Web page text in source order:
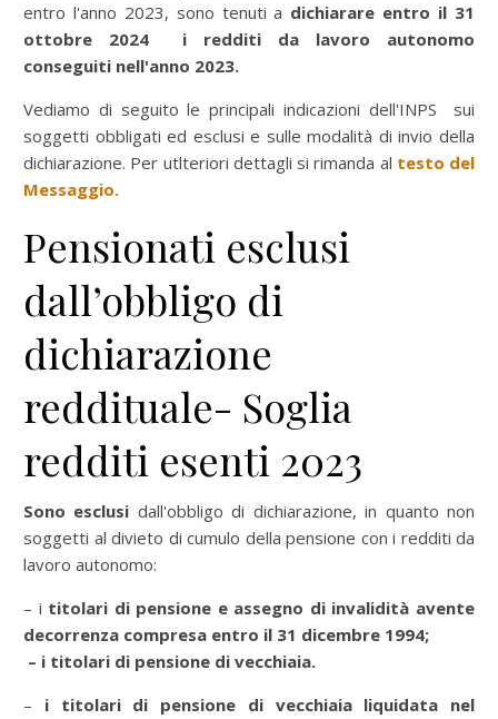
entro l'anno 2023, sono tenuti a dichiarare entro il 31
ottobre 2024 i redditi da lavoro autonomo
conseguiti nell'anno 2023.
Vediamo di seguito le principali indicazioni dell'INPS sui
soggetti obbligati ed esclusi e sulle modalità di invio della
dichiarazione. Per utlteriori dettagli si rimanda al testo del
Messaggio.
Pensionati esclusi
dall’obbligo di
dichiarazione
reddituale- Soglia
redditi esenti 2023
Sono esclusi dall'obbligo di dichiarazione, in quanto non
soggetti al divieto di cumulo della pensione con i redditi da
lavoro autonomo:
– i titolari di pensione e assegno di invalidità avente
decorrenza compresa entro il 31 dicembre 1994;
– i titolari di pensione di vecchiaia.
– i titolari di pensione di vecchiaia liquidata nel